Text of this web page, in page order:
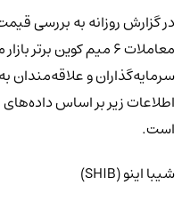
معاملات 6 میم کوین برتر
سرمایه‌گذاران و علاقه‌مندان
اطلاعات زیر بر اساس
است.
شیبا اینو (SHIB)